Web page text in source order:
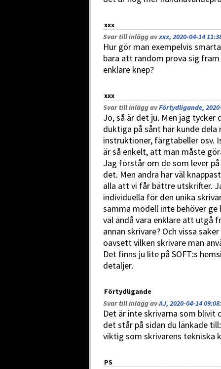
xxx
Svar till inlägg avxxx, 2020-04-14
Hur gör man exempelvis
bara att random prova sig
enklare knep?
xxx
Svar till inlägg avFörtydligande,
Jo, så är det ju. Men jag
duktiga på sånt här kunde
instruktioner, färgtabeller
är så enkelt, att man måste
Jag förstår om de som lever
det. Men andra har väl
alla att vi får bättre utskrifter.
individuella för den unika
samma modell inte behöver
väl ändå vara enklare att utgå
annan skrivare? Och vissa
oavsett vilken skrivare man
Det finns ju lite på SOFT:s
detaljer.
Förtydligande
Svar till inlägg avAJ, 2020-04-14 09:08:
Det är inte skrivarna som blivit
det står på sidan du länkade
viktig som skrivarens tekniska
PS